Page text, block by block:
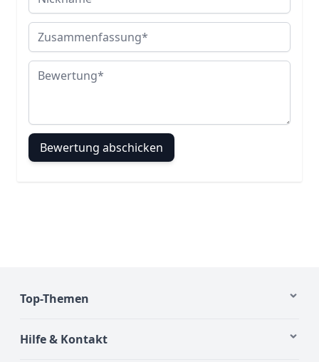
Zusammenfassung
Bewertung
Bewertung abschicken
Top-Themen
Hilfe & Kontakt